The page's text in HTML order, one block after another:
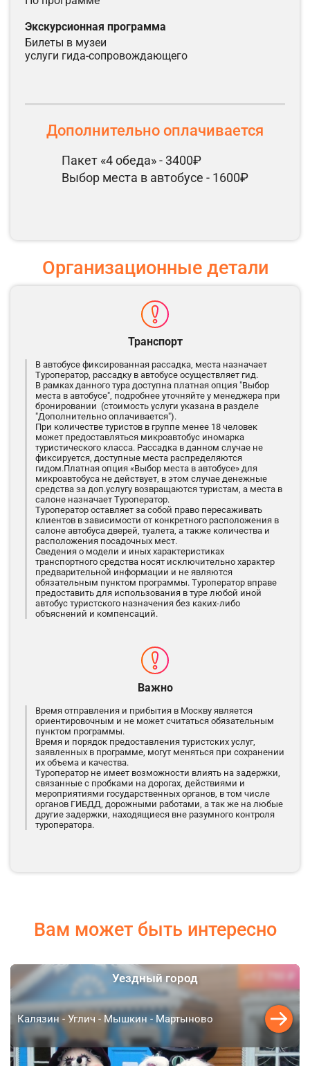
Экскурсионная программа
билеты в музеи
услуги гида-сопровождающего
Дополнительно оплачивается
Пакет «4 обеда» - 3400₽
Выбор места в автобусе - 1600₽
Организационные детали
Транспорт
В автобусе фиксированная рассадка, места назначает
Туроператор, рассадку в автобусе осуществляет гид.
В рамках данного тура доступна платная опция "Выбор
места в автобусе", подробнее уточняйте у менеджера при
бронировании (стоимость услуги указана в разделе
"Дополнительно оплачивается").
При количестве туристов в группе менее 18 человек
может предоставляться микроавтобус иномарка
туристического класса. Рассадка в данном случае не
фиксируется, доступные места распределяются
гидом.Платная опция «Выбор места в автобусе» для
микроавтобуса не действует, в этом случае денежные
средства за доп.услугу возвращаются туристам, а места в
салоне назначает Туроператор.
Туроператор оставляет за собой право пересаживать
клиентов в зависимости от конкретного расположения в
салоне автобуса дверей, туалета, а также количества и
расположения посадочных мест.
Сведения о модели и иных характеристиках
транспортного средства носят исключительно характер
предварительной информации и не являются
обязательным пунктом программы. Туроператор вправе
предоставить для использования в туре любой иной
автобус туристского назначения без каких-либо
объяснений и компенсаций.
Важно
Время отправления и прибытия в Москву является
ориентировочным и не может считаться обязательным
пунктом программы.
Время и порядок предоставления туристских услуг,
заявленных в программе, могут меняться при сохранении
их объема и качества.
Туроператор не имеет возможности влиять на задержки,
связанные с пробками на дорогах, действиями и
мероприятиями государственных органов, в том числе
органов ГИБДД, дорожными работами, а так же на любые
другие задержки, находящиеся вне разумного контроля
туроператора.
Вам может быть интересно
Уездный город
Калязин - Углич - Мышкин - Мартыново